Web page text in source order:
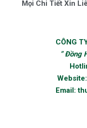
Mọi Chi Tiết Xin
CÔNG
” Đồng
Website:
Email: